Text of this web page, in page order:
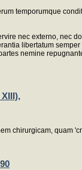
temporumque
nec externo, nec
libertatum
nemine
chirurgicam, quam